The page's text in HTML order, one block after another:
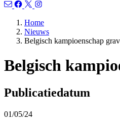
Home
Nieuws
Belgisch kampioenschap
Belgisch
Publicatiedatum
01/05/24